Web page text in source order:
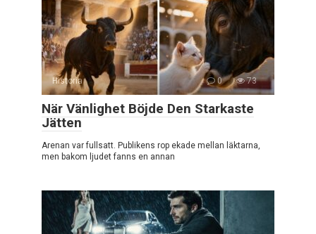
Historia 0 73
När Vänlighet Böjde Den Starkaste
Jätten
Arenan var fullsatt. Publikens rop ekade mellan läktarna,
men bakom ljudet fanns en annan